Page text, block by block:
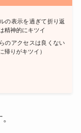
の表示を過ぎて折り返
精神的にキツイ
のアクセスは良くない
帰りがキツイ）